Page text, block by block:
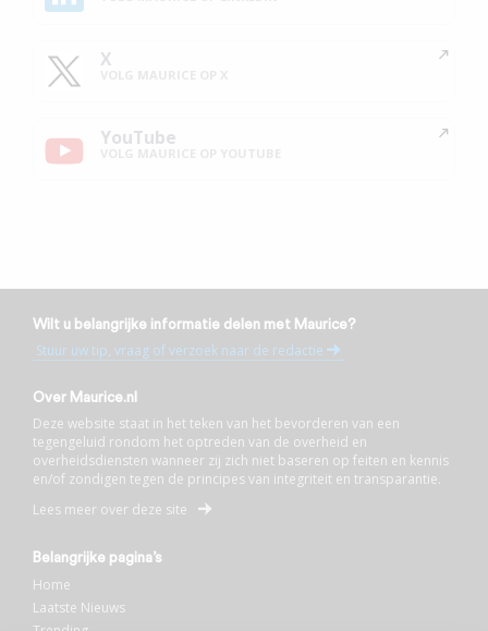
X
YouTube
Wilt u belangrijke informatie delen met Maurice?
Stuur uw tip, vraag of verzoek naar de redactie
Over Maurice.nl
Deze website staat in het teken van het bevorderen van een
tegengeluid rondom het optreden van de overheid en
overheidsdiensten wanneer zij zich niet baseren op feiten en kennis
en/of zondigen tegen de principes van integriteit en transparantie.
Lees meer over deze site
Belangrijke pagina’s
Home
Laatste Nieuws